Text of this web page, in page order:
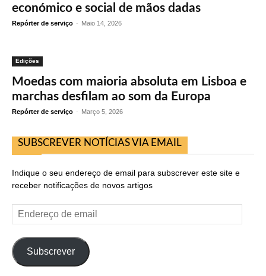
económico e social de mãos dadas
Repórter de serviço - Maio 14, 2026
Edições
Moedas com maioria absoluta em Lisboa e
marchas desfilam ao som da Europa
Repórter de serviço - Março 5, 2026
SUBSCREVER NOTÍCIAS VIA EMAIL
Indique o seu endereço de email para subscrever este site e
receber notificações de novos artigos
Endereço
de
Subscrever